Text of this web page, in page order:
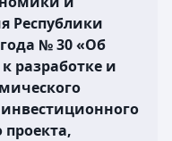
Республики
№ 30 «Об
разработке и
проекта,